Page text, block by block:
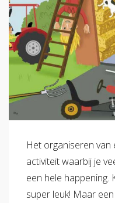
Vitaliteitsscan
Actueel
Nieuws
Over Stigas
Onze diensten
3V's van Stigas
Het organiseren
activiteit waarbij je
een hele happening.
super leuk! Maar